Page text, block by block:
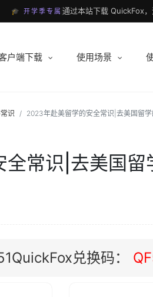
🎓 开学季专属 通过本站下载 QuickFox，
户端下载 使用场景
识 2023年赴美留学的安全常识|去美国留
常识|去美国留
兑换码：